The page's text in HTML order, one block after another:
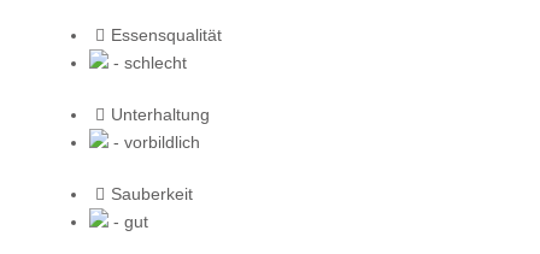
Essensqualität
- schlecht
Unterhaltung
- vorbildlich
Sauberkeit
- gut